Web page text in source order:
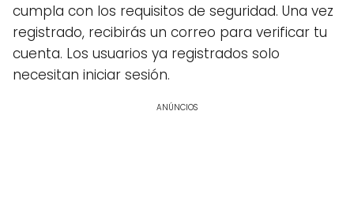
cumpla con los requisitos de seguridad. Una vez
registrado, recibirás un correo para verificar tu
cuenta. Los usuarios ya registrados solo
necesitan iniciar sesión.
ANÚNCIOS